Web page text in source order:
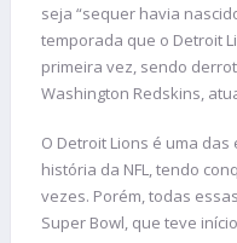
seja “sequer havia
temporada que o Detroit
primeira vez, sendo
Washington Redskins,
O Detroit Lions é uma
história da NFL, tendo
vezes. Porém, todas
Super Bowl, que teve